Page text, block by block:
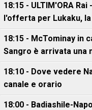
18:15 - ULTIM'ORA
l'offerta per Lukaku,
18:15 - McTominay in
Sangro è arrivata una
18:10 - Dove vedere
canale e orario
18:00 - Badiashile-